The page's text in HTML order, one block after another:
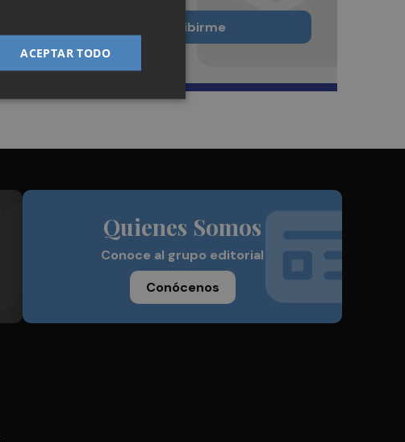
Quiero suscribirme
Quienes Somos
Conoce al grupo editorial
Conócenos
ACEPTAR TODO